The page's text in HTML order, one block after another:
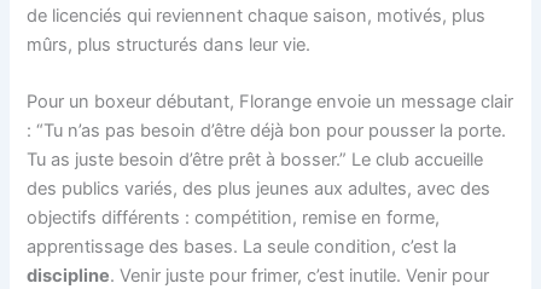
de licenciés qui reviennent chaque saison, motivés, plus
mûrs, plus structurés dans leur vie.
Pour un boxeur débutant, Florange envoie un message clair
: “Tu n’as pas besoin d’être déjà bon pour pousser la porte.
Tu as juste besoin d’être prêt à bosser.” Le club accueille
des publics variés, des plus jeunes aux adultes, avec des
objectifs différents : compétition, remise en forme,
apprentissage des bases. La seule condition, c’est la
discipline. Venir juste pour frimer, c’est inutile. Venir pour